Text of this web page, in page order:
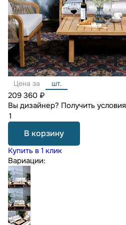
Цена за шт.
209 360 ₽
Вы дизайнер? Получить условия
В корзину
Купить в 1 клик
Вариации: